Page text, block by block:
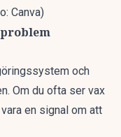
Canva)
och
Om du ofta ser vax
en signal om att